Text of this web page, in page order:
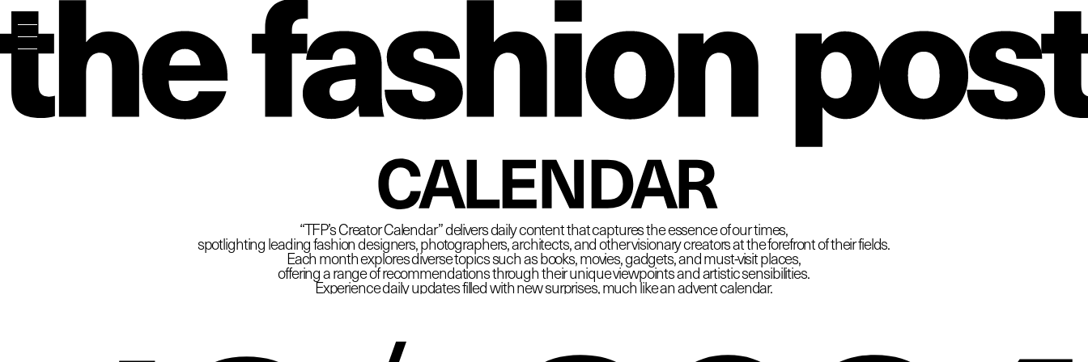
CALENDAR
“TFP’s Creator Calendar” delivers daily content that captures the essence of our times,
spotlighting leading fashion designers, photographers, architects, and other visionary creators at the forefront of their fields.
Each month explores diverse topics such as books, movies, gadgets, and must-visit places,
offering a range of recommendations through their unique viewpoints and artistic sensibilities.
Experience daily updates filled with new surprises, much like an advent calendar.